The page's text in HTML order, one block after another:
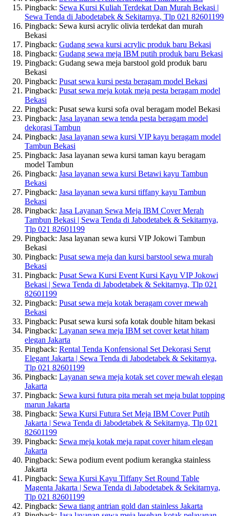
Pingback: Sewa Kursi Kuliah Terdekat Dan Murah Bekasi |
Sewa Tenda di Jabodetabek & Sekitarnya, Tlp 021 82601199
Pingback: Sewa kursi acrylic olivia terdekat dan murah
Bekasi
Pingback: Gudang sewa kursi acrylic produk baru Bekasi
Pingback: Gudang sewa meja IBM putih produk baru Bekasi
Pingback: Gudang sewa meja barstool gold produk baru
Bekasi
Pingback: Pusat sewa kursi pesta beragam model Bekasi
Pingback: Pusat sewa meja kotak meja pesta beragam model
Bekasi
Pingback: Pusat sewa kursi sofa oval beragam model Bekasi
Pingback: Jasa layanan sewa tenda pesta beragam model
dekorasi Tambun
Pingback: Jasa layanan sewa kursi VIP kayu beragam model
Tambun Bekasi
Pingback: Jasa layanan sewa kursi taman kayu beragam
model Tambun
Pingback: Jasa layanan sewa kursi Betawi kayu Tambun
Bekasi
Pingback: Jasa layanan sewa kursi tiffany kayu Tambun
Bekasi
Pingback: Jasa Layanan Sewa Meja IBM Cover Merah
Tambun Bekasi | Sewa Tenda di Jabodetabek & Sekitarnya,
Tlp 021 82601199
Pingback: Jasa layanan sewa kursi VIP Jokowi Tambun
Bekasi
Pingback: Pusat sewa meja dan kursi barstool sewa murah
Bekasi
Pingback: Pusat Sewa Kursi Event Kursi Kayu VIP Jokowi
Bekasi | Sewa Tenda di Jabodetabek & Sekitarnya, Tlp 021
82601199
Pingback: Pusat sewa meja kotak beragam cover mewah
Bekasi
Pingback: Pusat sewa kursi sofa kotak double hitam bekasi
Pingback: Layanan sewa meja IBM set cover ketat hitam
elegan Jakarta
Pingback: Rental Tenda Konfensional Set Dekorasi Serut
Elegant Jakarta | Sewa Tenda di Jabodetabek & Sekitarnya,
Tlp 021 82601199
Pingback: Layanan sewa meja kotak set cover mewah elegan
Jakarta
Pingback: Sewa kursi futura pita merah set meja bulat topping
marun Jakarta
Pingback: Sewa Kursi Futura Set Meja IBM Cover Putih
Jakarta | Sewa Tenda di Jabodetabek & Sekitarnya, Tlp 021
82601199
Pingback: Sewa meja kotak meja rapat cover hitam elegan
Jakarta
Pingback: Sewa podium event podium kerangka stainless
Jakarta
Pingback: Sewa Kursi Kayu Tiffany Set Round Table
Magenta Jakarta | Sewa Tenda di Jabodetabek & Sekitarnya,
Tlp 021 82601199
Pingback: Sewa tiang antrian gold dan stainless Jakarta